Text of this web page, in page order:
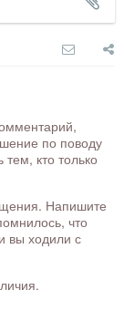
по поводу
кто только
Напишите
что
вы ходили с